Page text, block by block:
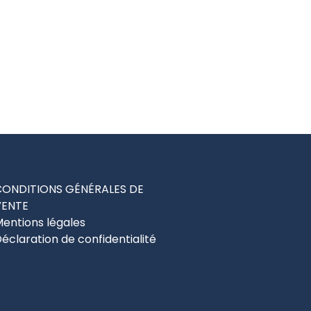
GÉNÉRALES DE
légales
de confidentialité